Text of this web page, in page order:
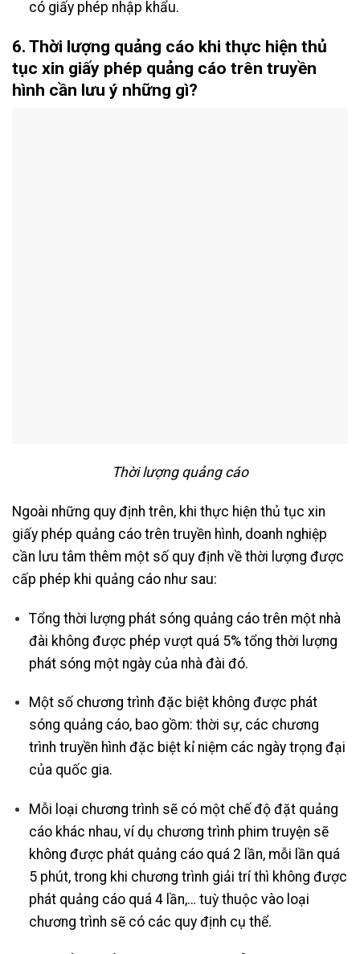
có giấy phép nhập khẩu.
6. Thời lượng quảng cáo khi thực hiện thủ
tục xin giấy phép quảng cáo trên truyền
hình cần lưu ý những gì?
Thời lượng quảng cáo
Ngoài những quy định trên, khi thực hiện thủ tục xin
giấy phép quảng cáo trên truyền hình, doanh nghiệp
cần lưu tâm thêm một số quy định về thời lượng được
cấp phép khi quảng cáo như sau:
Tổng thời lượng phát sóng quảng cáo trên một nhà
đài không được phép vượt quá 5% tổng thời lượng
phát sóng một ngày của nhà đài đó.
Một số chương trình đặc biệt không được phát
sóng quảng cáo, bao gồm: thời sự, các chương
trình truyền hình đặc biệt kỉ niệm các ngày trọng đại
của quốc gia.
Mỗi loại chương trình sẽ có một chế độ đặt quảng
cáo khác nhau, ví dụ chương trình phim truyện sẽ
không được phát quảng cáo quá 2 lần, mỗi lần quá
5 phút, trong khi chương trình giải trí thì không được
phát quảng cáo quá 4 lần,… tuỳ thuộc vào loại
chương trình sẽ có các quy định cụ thể.